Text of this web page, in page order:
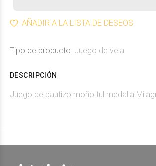
AÑADIR A LA LISTA DE DESEOS
Tipo de producto: Juego de vela
DESCRIPCIÓN
Juego de bautizo moño tul medalla